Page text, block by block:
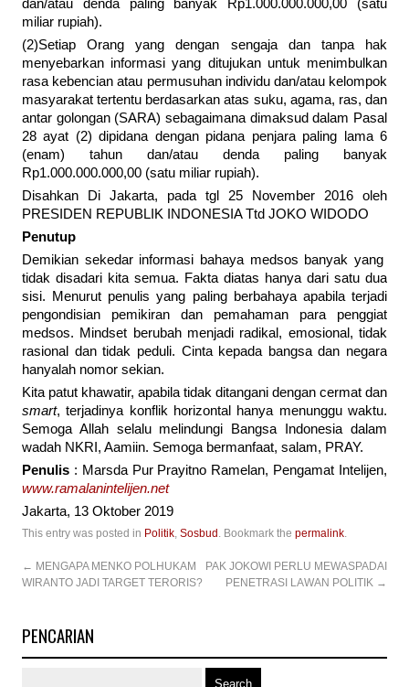
dan/atau denda paling banyak Rp1.000.000.000,00 (satu
miliar rupiah).
(2)Setiap Orang yang dengan sengaja dan tanpa hak
menyebarkan informasi yang ditujukan untuk menimbulkan
rasa kebencian atau permusuhan individu dan/atau kelompok
masyarakat tertentu berdasarkan atas suku, agama, ras, dan
antar golongan (SARA) sebagaimana dimaksud dalam Pasal
28 ayat (2) dipidana dengan pidana penjara paling lama 6
(enam) tahun dan/atau denda paling banyak
Rp1.000.000.000,00 (satu miliar rupiah).
Disahkan Di Jakarta, pada tgl 25 November 2016 oleh
PRESIDEN REPUBLIK INDONESIA Ttd JOKO WIDODO
Penutup
Demikian sekedar informasi bahaya medsos banyak yang
tidak disadari kita semua. Fakta diatas hanya dari satu dua
sisi. Menurut penulis yang paling berbahaya apabila terjadi
pengondisian pemikiran dan pemahaman para penggiat
medsos. Mindset berubah menjadi radikal, emosional, tidak
rasional dan tidak peduli. Cinta kepada bangsa dan negara
hanyalah nomor sekian.
Kita patut khawatir, apabila tidak ditangani dengan cermat dan
smart, terjadinya konflik horizontal hanya menunggu waktu.
Semoga Allah selalu melindungi Bangsa Indonesia dalam
wadah NKRI, Aamiin. Semoga bermanfaat, salam, PRAY.
Penulis : Marsda Pur Prayitno Ramelan, Pengamat Intelijen,
www.ramalanintelijen.net
Jakarta, 13 Oktober 2019
This entry was posted in Politik, Sosbud . Bookmark the permalink.
← MENGAPA MENKO POLHUKAM
WIRANTO JADI TARGET TERORIS?
PAK JOKOWI PERLU MEWASPADAI
PENETRASI LAWAN POLITIK →
PENCARIAN